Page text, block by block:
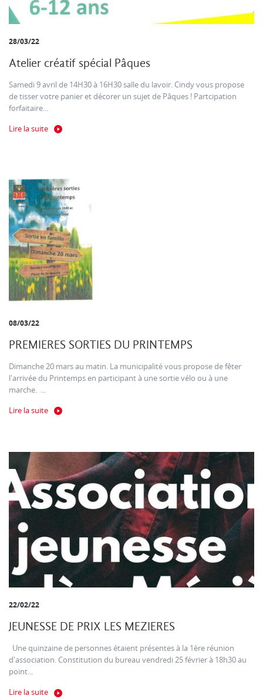
28/03/22
Atelier créatif spécial Pâques
Samedi 9 avril de 14H30 à 16H30 salle du lavoir. Cindy vous propose
de tisser votre panier et décorer un sujet de Pâques ! Partcipation
forfaitaire...
Lire la suite
08/03/22
PREMIERES SORTIES DU PRINTEMPS
Dimanche 20 mars au matin. La municipalité vous propose de fêter
l'arrivée du Printemps en participant à une sortie vélo ou à une
marche. ...
Lire la suite
22/02/22
JEUNESSE DE PRIX LES MEZIERES
Une quinzaine de personnes étaient présentes à la 1ère réunion
d'association. Constitution du bureau vendredi 25 février à 18h30 au
point...
Lire la suite